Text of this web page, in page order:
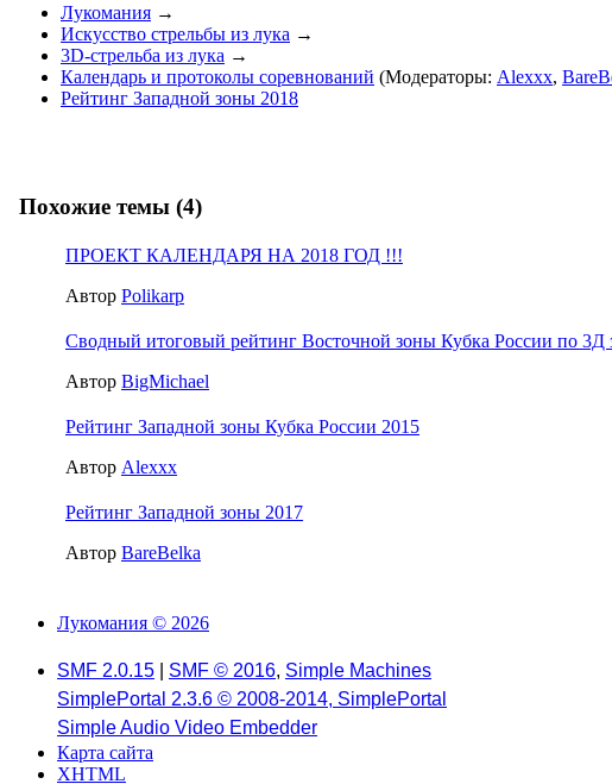
Лукомания →
Искусство стрельбы из лука →
3D-стрельба из лука →
Календарь и протоколы соревнований (Модераторы: Alexxx,
Рейтинг Западной зоны 2018
Похожие темы (4)
ПРОЕКТ КАЛЕНДАРЯ НА 2018 ГОД !!!
Автор Polikarp
Сводный итоговый рейтинг Восточной зоны Кубка России по 3Д
Автор BigMichael
Рейтинг Западной зоны Кубка России 2015
Автор Alexxx
Рейтинг Западной зоны 2017
Автор BareBelka
Лукомания © 2026
SMF 2.0.15 SMF © 2016, Simple Machines
SimplePortal 2.3.6 © 2008-2014, SimplePortal
Simple Audio Video Embedder
Карта сайта
XHTML